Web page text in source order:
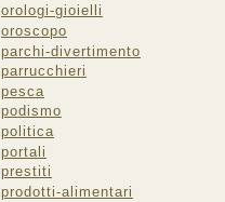
orologi-gioielli
oroscopo
parchi-divertimento
parrucchieri
pesca
podismo
politica
portali
prestiti
prodotti-alimentari